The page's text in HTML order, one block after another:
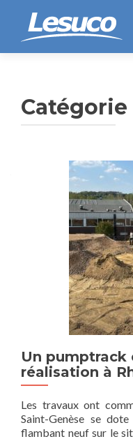
Catégorie
Un pumptrack
réalisation à
Les travaux ont
Saint-Genèse se
flambant neuf sur le
Navigation
articles